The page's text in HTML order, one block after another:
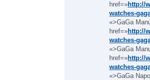
href=»http://
watches-
«>GaGa
href=»http://
watches-
«>GaGa
href=»http://
watches-
«>GaGa